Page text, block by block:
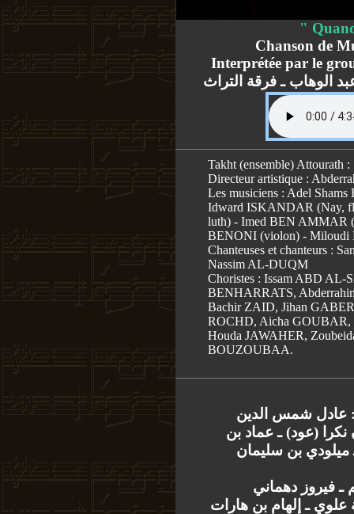
"
Chanson de
Interprétée par le
الوهاب ـ فرقة التراث
Takht (ensemble) Attourath :
Directeur artistique :
Les musiciens : Adel
Idward ISKANDAR (Nay,
luth) - Imed BEN AMMAR
BENONI (violon) - Miloudi
Chanteuses et chanteurs :
Nassim AL-DUQM
Choristes : Issam ABD
BENHARRATS,
Bachir ZAID, Jihan
ROCHD, Aicha
Houda JAWAHER,
BOUZOUBAA.
: عادل شمس الدين
نكرا (عود) ـ عماد بن
ميلودي بن سليمان
ـ فيروز دهماني
ـ إلهام بن هارات